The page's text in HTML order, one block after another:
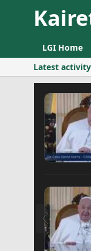
LGI Home
Latest activity